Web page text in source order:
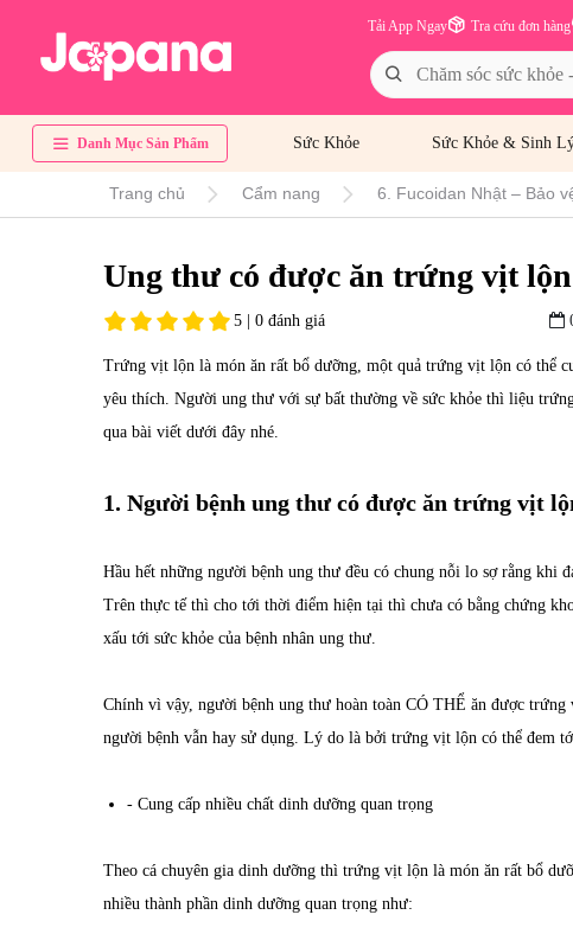
Tra cứu đơn hàng
Tải App Ngay
Danh Mục Sản Phẩm Sức Khỏe Sức Khỏe & Sinh
Trang chủ Cẩm nang 6. Fucoidan Nhật – Bảo
Ung thư có được ăn trứng vịt
5 | 0 đánh giá
Trứng vịt lộn là món ăn rất bổ dưỡng, một quả trứng vịt lộn có thể
yêu thích. Người ung thư với sự bất thường về sức khỏe thì liệu
qua bài viết dưới đây nhé.
1. Người bệnh ung thư có được ăn trứng vịt
Hầu hết những người bệnh ung thư đều có chung nỗi lo sợ rằng khi
Trên thực tế thì cho tới thời điểm hiện tại thì chưa có bằng chứng
xấu tới sức khỏe của bệnh nhân ung thư.
Chính vì vậy, người bệnh ung thư hoàn toàn CÓ THỂ ăn được
người bệnh vẫn hay sử dụng. Lý do là bởi trứng vịt lộn có thể đem
- Cung cấp nhiều chất dinh dưỡng quan trọng
Theo cá chuyên gia dinh dưỡng thì trứng vịt lộn là món ăn rất bổ
nhiều thành phần dinh dưỡng quan trọng như: